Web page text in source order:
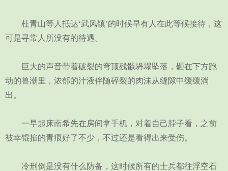
杜青山等人抵达‘武风镇’的时候早有人在此等候接待，这
可是寻常人所没有的待遇。
巨大的声音带着破裂的穹顶残骸坍塌坠落，砸在下方跑
动的兽潮里，浓郁的汁液伴随碎裂的肉沫从缝隙中缓缓淌
出。
一早起床南希先在房间拿手机，对着自己脖子看，之前
被幸锟掐的青痕好了不少，不过还是看得出来受伤。
冷刑倒是没有什么防备，这时候所有的士兵都往浮空石